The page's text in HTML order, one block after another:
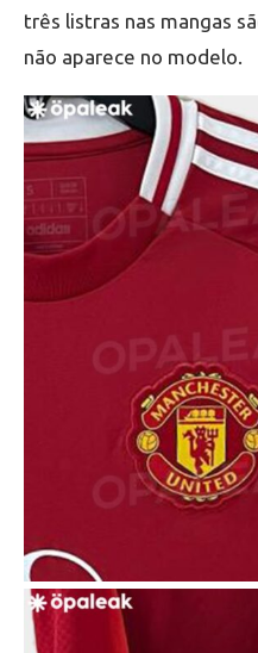
três listras nas mangas
não aparece no modelo.